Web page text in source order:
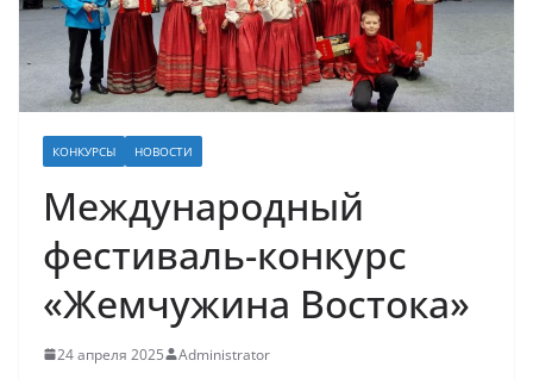
КОНКУРСЫ НОВОСТИ
Международный
фестиваль-конкурс
«Жемчужина Востока»
24 апреля 2025 Administrator